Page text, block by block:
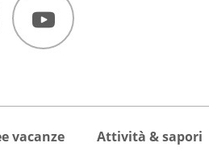
vacanze Attività & sapori